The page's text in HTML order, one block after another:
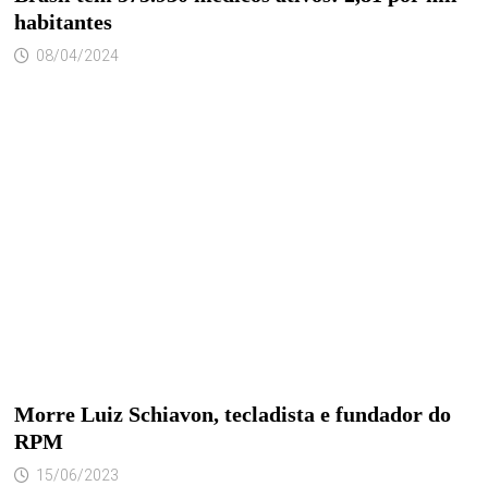
habitantes
08/04/2024
Morre Luiz Schiavon, tecladista e fundador do
RPM
15/06/2023